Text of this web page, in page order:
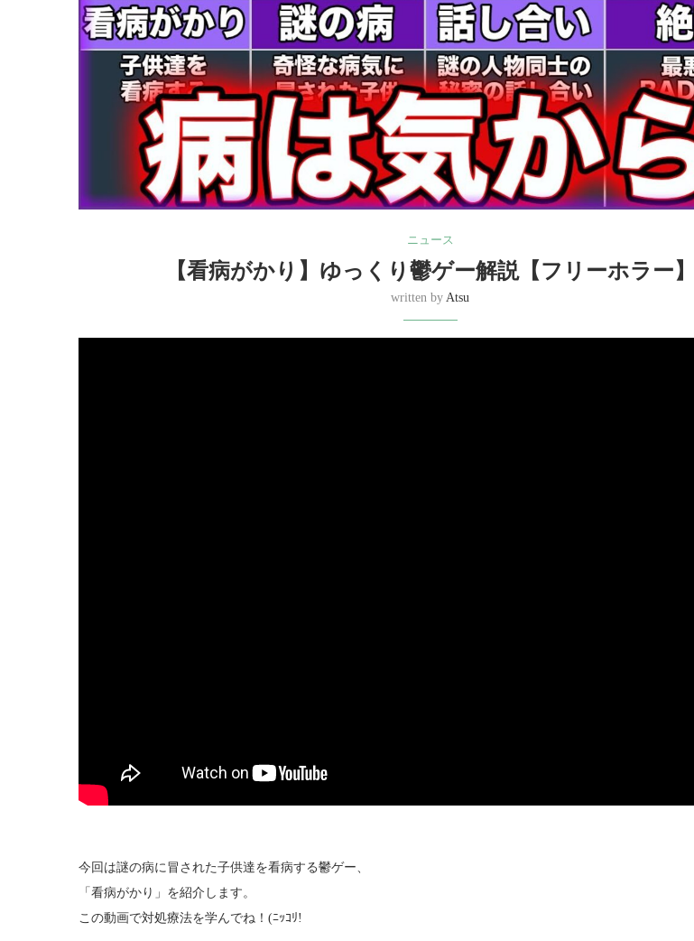
ニュース
【看病がかり】ゆっくり鬱ゲー解説【フリーホラー】
written by Atsu
今回は謎の病に冒された子供達を看病する鬱ゲー、
「看病がかり」を紹介します。
この動画で対処療法を学んでね！(ﾆｯｺﾘ!